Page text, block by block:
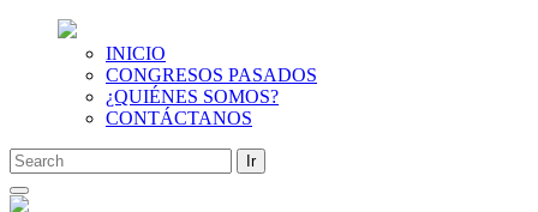
INICIO
CONGRESOS PASADOS
¿QUIÉNES SOMOS?
CONTÁCTANOS
Saltar
al
contenido